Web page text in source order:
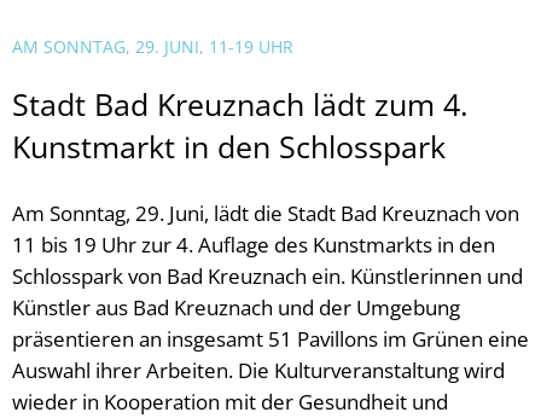
AM SONNTAG, 29. JUNI, 11-19 UHR
Stadt Bad Kreuznach lädt zum 4.
Kunstmarkt in den Schlosspark
Am Sonntag, 29. Juni, lädt die Stadt Bad Kreuznach von
11 bis 19 Uhr zur 4. Auflage des Kunstmarkts in den
Schlosspark von Bad Kreuznach ein. Künstlerinnen und
Künstler aus Bad Kreuznach und der Umgebung
präsentieren an insgesamt 51 Pavillons im Grünen eine
Auswahl ihrer Arbeiten. Die Kulturveranstaltung wird
wieder in Kooperation mit der Gesundheit und